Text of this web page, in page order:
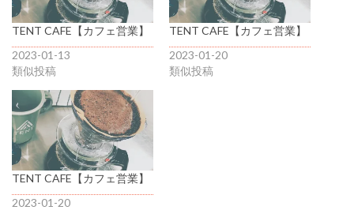
TENT CAFE【カフェ営業】
2023-01-13
類似投稿
TENT CAFE【カフェ営業】
2023-01-20
類似投稿
TENT CAFE【カフェ営業】
2023-01-20